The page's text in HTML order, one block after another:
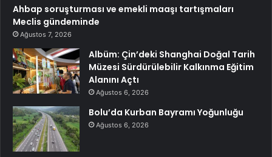
Ahbap soruşturması ve emekli maaşı tartışmaları
Meclis gündeminde
Ağustos 7, 2026
Albüm: Çin’deki Shanghai Doğal Tarih
Müzesi Sürdürülebilir Kalkınma Eğitim
Alanını Açtı
Ağustos 6, 2026
Bolu’da Kurban Bayramı Yoğunluğu
Ağustos 6, 2026